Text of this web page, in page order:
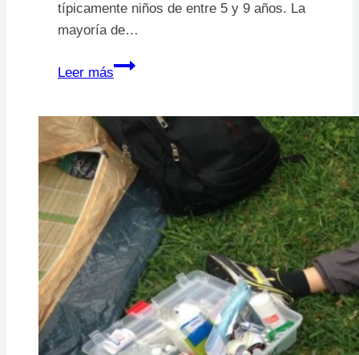
típicamente niños de entre 5 y 9 años. La
mayoría de…
Leer más
Mordeduras
hacer?